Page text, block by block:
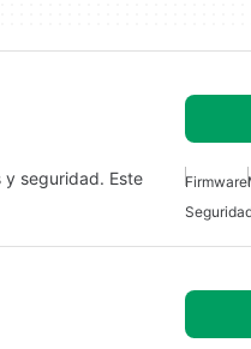
y seguridad. Este
Firmware